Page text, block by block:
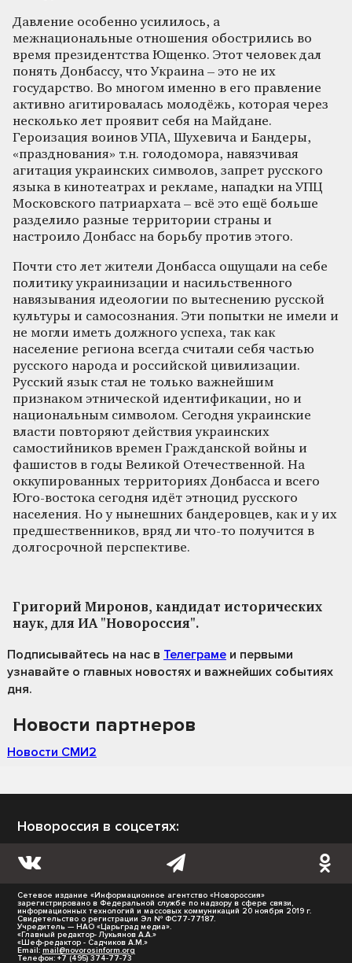
Давление особенно усилилось, а
межнациональные отношения обострились во
время президентства Ющенко. Этот человек дал
понять Донбассу, что Украина – это не их
государство. Во многом именно в его правление
активно агитировалась молодёжь, которая через
несколько лет проявит себя на Майдане.
Героизация воинов УПА, Шухевича и Бандеры,
«празднования» т.н. голодомора, навязчивая
агитация украинских символов, запрет русского
языка в кинотеатрах и рекламе, нападки на УПЦ
Московского патриархата – всё это ещё больше
разделило разные территории страны и
настроило Донбасс на борьбу против этого.
Почти сто лет жители Донбасса ощущали на себе
политику украинизации и насильственного
навязывания идеологии по вытеснению русской
культуры и самосознания. Эти попытки не имели и
не могли иметь должного успеха, так как
население региона всегда считали себя частью
русского народа и российской цивилизации.
Русский язык стал не только важнейшим
признаком этнической идентификации, но и
национальным символом. Сегодня украинские
власти повторяют действия украинских
самостийников времен Гражданской войны и
фашистов в годы Великой Отечественной. На
оккупированных территориях Донбасса и всего
Юго-востока сегодня идёт этноцид русского
населения. Но у нынешних бандеровцев, как и у их
предшественников, вряд ли что-то получится в
долгосрочной перспективе.
Григорий Миронов, кандидат исторических
наук, для ИА "Новороссия".
Подписывайтесь на нас в Телеграме и первыми
узнавайте о главных новостях и важнейших событиях
дня.
Новости партнеров
Новости СМИ2
Новороссия в соцсетях:
Сетевое издание «Информационное агентство «Новороссия»
зарегистрировано в Федеральной службе по надзору в сфере связи,
информационных технологий и массовых коммуникаций 20 ноября 2019 г.
Свидетельство о регистрации Эл № ФС77-77187.
Учредитель — НАО «Царьград медиа».
«Главный редактор- Лукьянов А.А.»
«Шеф-редактор - Садчиков А.М.»
Email: mail@novorosinform.org
Телефон: +7 (495) 374-77-73